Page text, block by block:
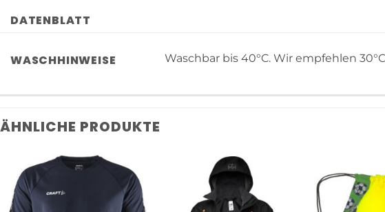
DATENBLATT
WASCHHINWEISE Waschbar bis 40°C. Wir empfehlen
ÄHNLICHE PRODUKTE